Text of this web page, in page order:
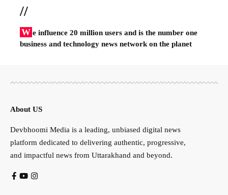
//
W e influence 20 million users and is the number one
business and technology news network on the planet
About US
Devbhoomi Media is a leading, unbiased digital news
platform dedicated to delivering authentic, progressive,
and impactful news from Uttarakhand and beyond.